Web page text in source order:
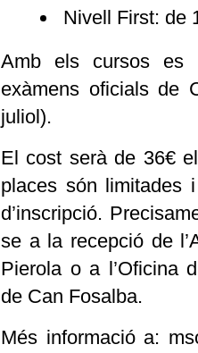
Nivell First: de
Amb els cursos es
exàmens oficials de
juliol).
El cost serà de 36€
places són limitades
d’inscripció.
se a la recepció de
Pierola o a l’Oficina
de Can Fosalba.
Més informació a: